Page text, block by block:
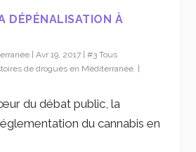
DÉPÉNALISATION À
|Avr 19, 2017 |#3 Tous
de drogues en Méditerranée.
du débat public, la
du cannabis en